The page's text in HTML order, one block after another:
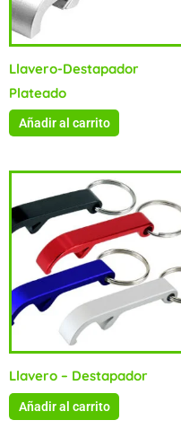
Llavero-Destapador
Plateado
Añadir al carrito
Llavero – Destapador
Añadir al carrito